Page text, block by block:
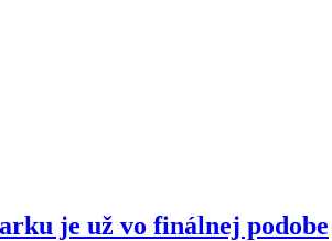
je už vo finálnej podobe